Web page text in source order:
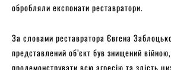
обробляли експонати реставратори.
За словами реставратора Євгена
представлений об’єкт був знищений
продемонструвати всю агресію та злість